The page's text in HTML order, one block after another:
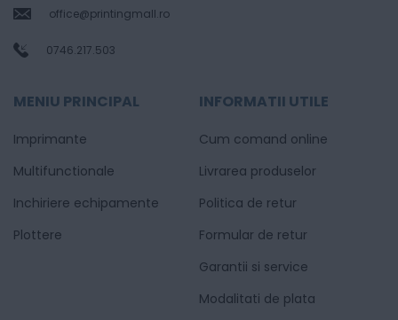
office@printingmall.ro
0746.217.503
MENIU PRINCIPAL
Imprimante
Multifunctionale
Inchiriere echipamente
Plottere
INFORMATII UTILE
Cum comand online
Livrarea produselor
Politica de retur
Formular de retur
Garantii si service
Modalitati de plata